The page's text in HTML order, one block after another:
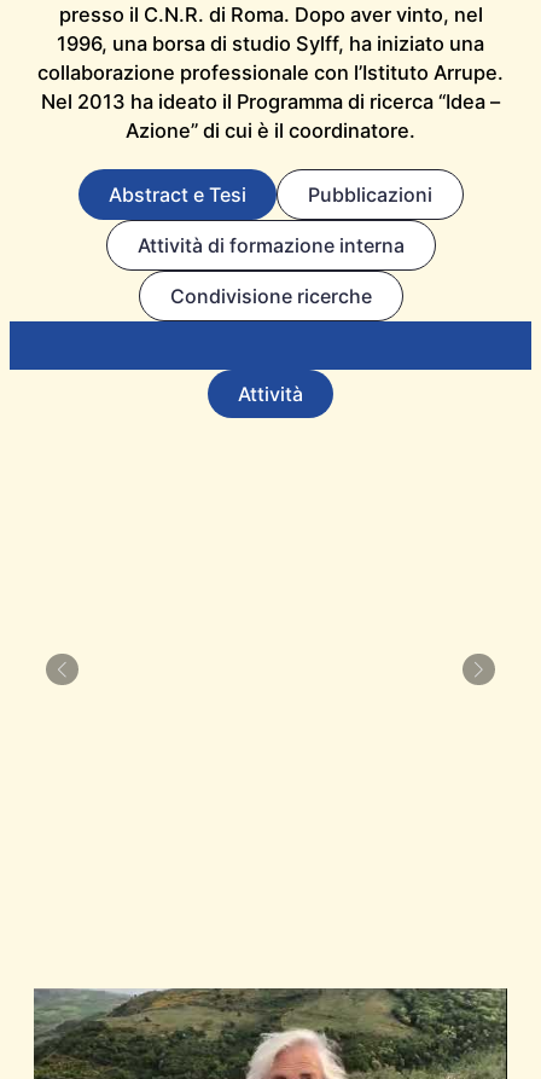
presso il C.N.R. di Roma. Dopo aver vinto, nel
1996, una borsa di studio Sylff, ha iniziato una
collaborazione professionale con l’Istituto Arrupe.
Nel 2013 ha ideato il Programma di ricerca “Idea –
Azione” di cui è il coordinatore.
Abstract e Tesi Pubblicazioni
Attività di formazione interna
Condivisione ricerche
Attività